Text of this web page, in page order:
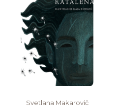
Svetlana Makarovič